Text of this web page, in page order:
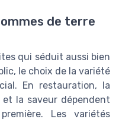
de terre
qui séduit aussi bien
le choix de la variété
En restauration, la
la saveur dépendent
Les variétés